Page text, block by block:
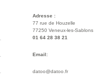
Adresse :
77 rue de Houzelle
77250 Veneux-les-Sablons
01 64 28 38 21
Email:
datoo@datoo.fr